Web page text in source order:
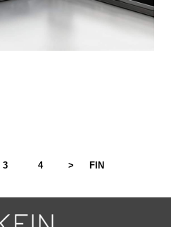
3 4 > FIN